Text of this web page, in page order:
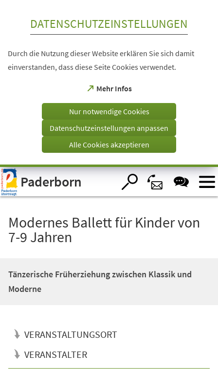
Visuelle
Assistenzsoftware
öffnen.
DATENSCHUTZEINSTELLUNGEN
Durch die Nutzung dieser Website erklären Sie sich damit
einverstanden, dass diese Seite Cookies verwendet.
Mehr Infos
(Öffnet
einem
Tab)
Nur notwendige Cookies
Datenschutzeinstellungen anpassen
Alle Cookies akzeptieren
Paderborn
Modernes Ballett für Kinder von
7-9 Jahren
Tänzerische Früherziehung zwischen Klassik und
Moderne
VERANSTALTUNGSORT
VERANSTALTER